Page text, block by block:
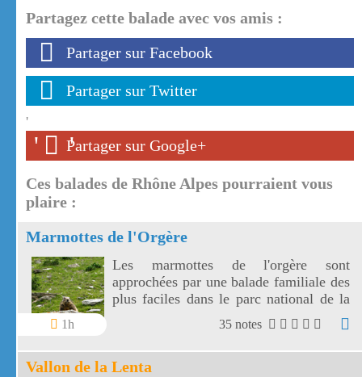
Partagez cette balade avec vos amis :
Partager sur Facebook
Partager sur Twitter
'
' '
Partager sur Google+
Ces balades de Rhône Alpes pourraient vous
plaire :
Marmottes de l'Orgère
1h
Les marmottes de l'orgère sont
approchées par une balade familiale des
plus faciles dans le parc national de la
Vanoise. Les marmottes de l'Orgère sont
visibles au fond d'un vallon juste en
dessous des 2000 m d'altitude.
35 notes
Vallon de la Lenta